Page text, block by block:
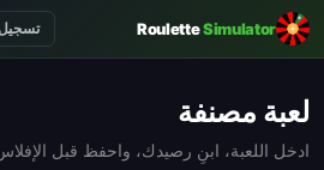
RouletteSimulator
لعبة مصنفة
ادخل اللعبة، ابنِ رصيدك، واحفظ قبل